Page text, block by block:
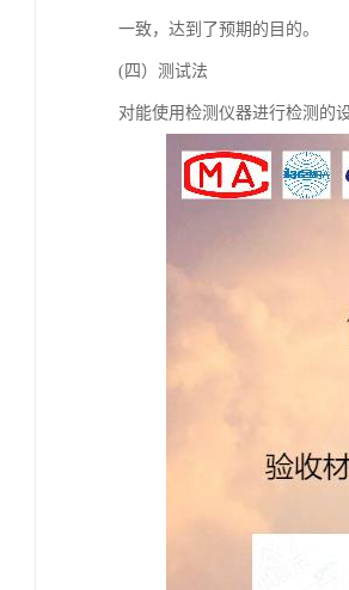
一致，达到了预期的目的。
(四）测试法
对能使用检测仪器进行检测的